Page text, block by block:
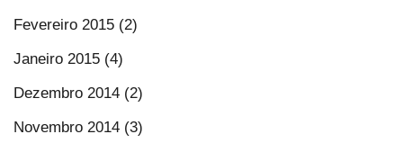
Fevereiro 2015 (2)
Janeiro 2015 (4)
Dezembro 2014 (2)
Novembro 2014 (3)